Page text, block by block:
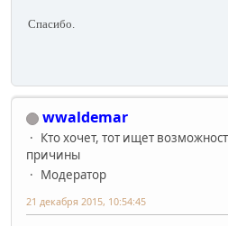
Спасибо.
wwaldemar
Кто хочет, тот ищет
причины
Модератор
21 декабря 2015, 10:54:45